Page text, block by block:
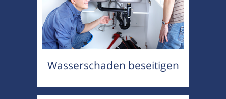
Wasserschaden beseitigen